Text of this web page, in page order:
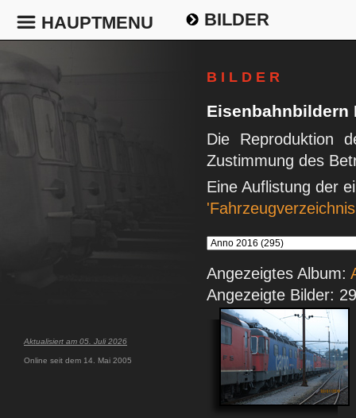
HAUPTMENU BILDER
Aktualisiert am 05. Juli 2026
Online seit dem 14. Mai 2005
B I L D E R
Eisenbahnbildern
Die Reproduktion
Zustimmung des
Eine Auflistung der
Angezeigtes Album:
Angezeigte Bilder: